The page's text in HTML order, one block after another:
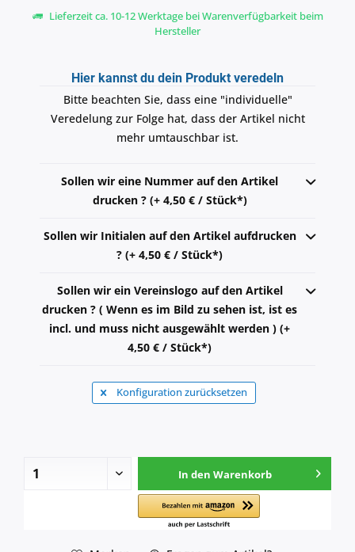
Lieferzeit ca. 10-12 Werktage bei Warenverfügbarkeit beim
Hersteller
Hier kannst du dein Produkt veredeln
Bitte beachten Sie, dass eine "individuelle"
Veredelung zur Folge hat, dass der Artikel nicht
mehr umtauschbar ist.
Sollen wir eine Nummer auf den Artikel
drucken ? (+ 4,50 € / Stück*)
Sollen wir Initialen auf den Artikel aufdrucken
? (+ 4,50 € / Stück*)
Sollen wir ein Vereinslogo auf den Artikel
drucken ? ( Wenn es im Bild zu sehen ist, ist es
incl. und muss nicht ausgewählt werden ) (+
4,50 € / Stück*)
Konfiguration zurücksetzen
In den Warenkorb